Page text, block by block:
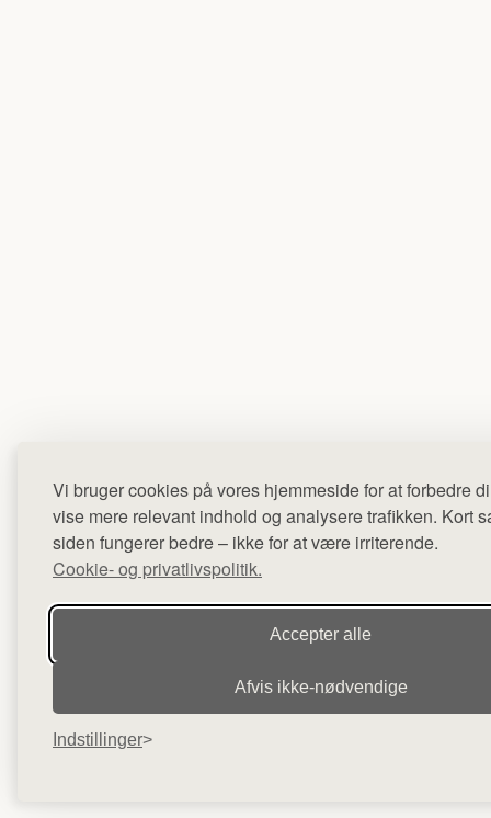
Vi bruger cookies på vores hjemmeside for at forbedre
vise mere relevant indhold og analysere trafikken. Kort
siden fungerer bedre – ikke for at være irriterende.
Cookie- og privatlivspolitik.
Accepter alle
Afvis ikke‑nødvendige
Indstillinger